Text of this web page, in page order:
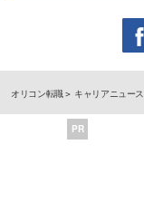
オリコン転職 キャリアニュース
PR